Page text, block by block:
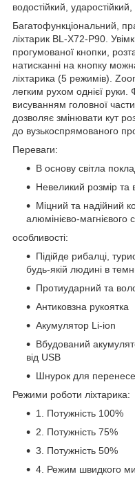
водостійкий, ударостійкий,
Багатофункціональний,
ліхтарик BL-X72-P90.
прогумованої кнопки,
натисканні на кнопку
ліхтарика (5 режимів).
легким рухом однієї
висуванням головної
дозволяє змінювати кут
до вузькоспрямованого
Переваги:
В основу світла
Невеликий розмір та
Міцний та надійний
алюмінієво-магнієвого
особливості:
Підійде рибалці,
будь-якій людині в
Протиударний та
Антиковзна рукоятка
Акумулятор Li-ion
Вбудований
від USB
Шнурок для
Режими роботи ліхтарика:
1. Потужність 100%
2. Потужність 75%
3. Потужність 50%
4. Режим швидкого